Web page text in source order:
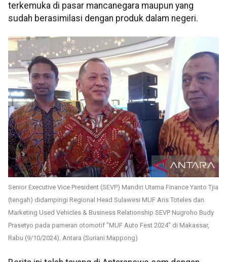
terkemuka di pasar mancanegara maupun yang
sudah berasimilasi dengan produk dalam negeri.
Senior Executive Vice President (SEVP) Mandiri Utama Finance Yanto Tjia
(tengah) didampingi Regional Head Sulawesi MUF Aris Toteles dan
Marketing Used Vehicles & Business Relationship SEVP Nugroho Budy
Prasetyo pada pameran otomotif "MUF Auto Fest 2024" di Makassar,
Rabu (9/10/2024). Antara (Suriani Mappong)